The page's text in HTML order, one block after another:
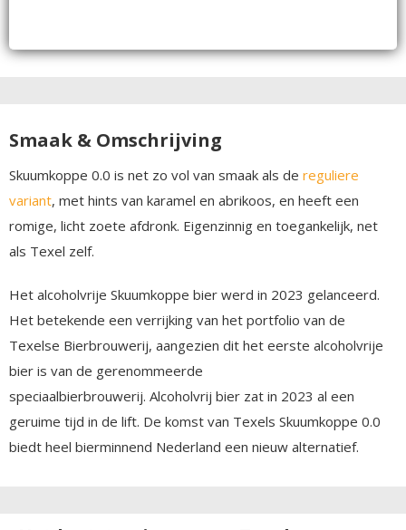
Smaak & Omschrijving
Skuumkoppe 0.0 is net zo vol van smaak als de reguliere
variant, met hints van karamel en abrikoos, en heeft een
romige, licht zoete afdronk. Eigenzinnig en toegankelijk, net
als Texel zelf.
Het alcoholvrije Skuumkoppe bier werd in 2023 gelanceerd.
Het betekende een verrijking van het portfolio van de
Texelse Bierbrouwerij, aangezien dit het eerste alcoholvrije
bier is van de gerenommeerde
speciaalbierbrouwerij. Alcoholvrij bier zat in 2023 al een
geruime tijd in de lift. De komst van Texels Skuumkoppe 0.0
biedt heel bierminnend Nederland een nieuw alternatief.